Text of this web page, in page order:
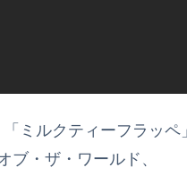
ミルクティーフラッペ
ブ・ザ・ワールド、